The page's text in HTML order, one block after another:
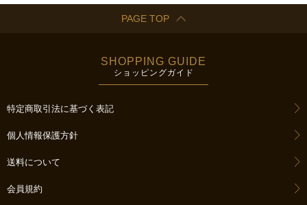
PAGE TOP
SHOPPING GUIDE
ショッピングガイド
特定商取引法に基づく表記
個人情報保護方針
送料について
会員規約